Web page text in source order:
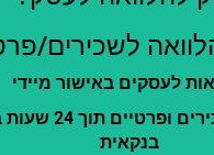
לשכירים/
לעסקים באישור מיידי
הלוואות לשכירים
בנקאית